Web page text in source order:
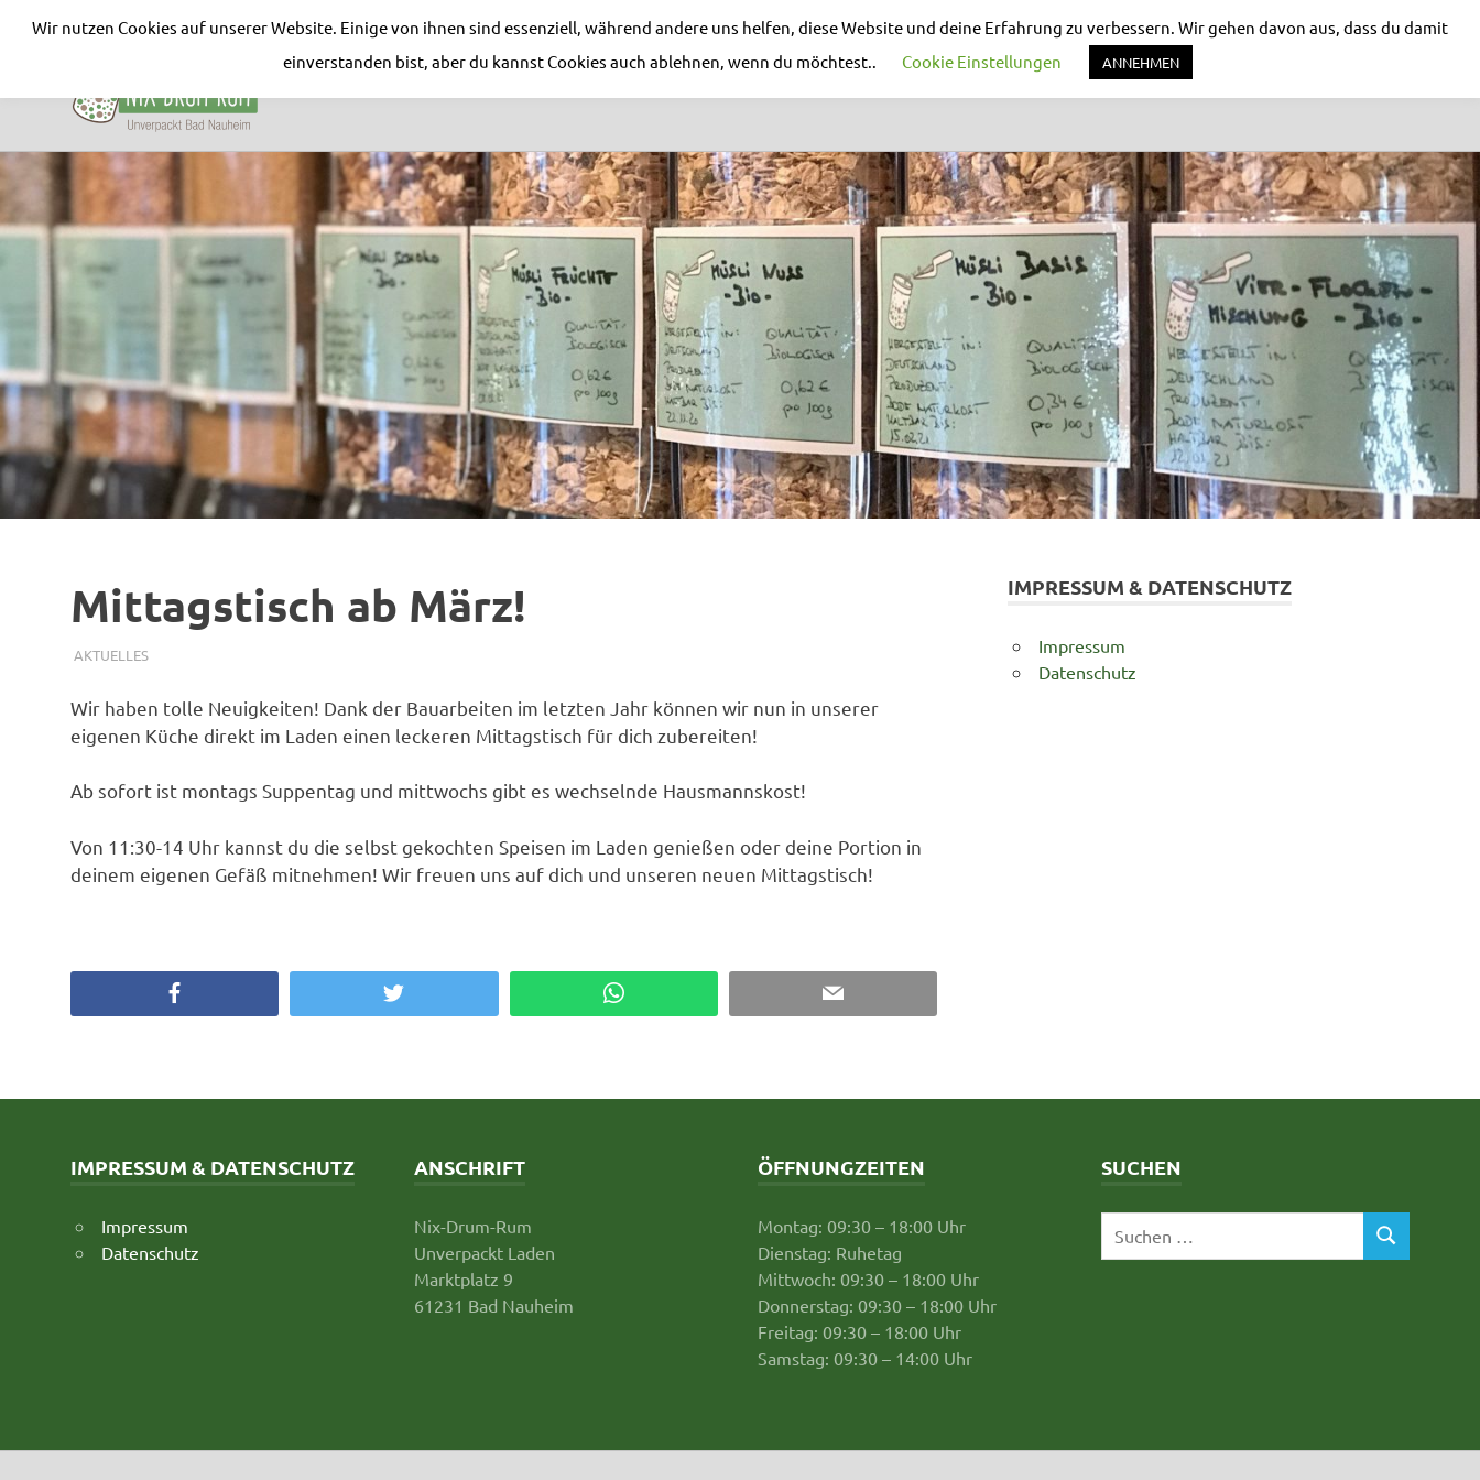
Zum
springen
Nix-
drum-
rum
Nauheim
AKTUELLES REZEPT DES MONATS EVENTS WEITERE INFORMATIONEN
Mittagstisch ab März!
28. FEBRUAR 2026
SIMONE SCHMIDT
AKTUELLES
Wir haben tolle Neuigkeiten! Dank der Bauarbeiten im letzten Jahr können wir nun in unserer
eigenen Küche direkt im Laden einen leckeren Mittagstisch für dich zubereiten!
Ab sofort ist montags Suppentag und mittwochs gibt es wechselnde Hausmannskost!
Von 11:30-14 Uhr kannst du die selbst gekochten Speisen im Laden genießen oder deine Portion in
deinem eigenen Gefäß mitnehmen! Wir freuen uns auf dich und unseren neuen Mittagstisch!
Twitter WhatsApp Email
IMPRESSUM & DATENSCHUTZ
Impressum
Datenschutz
IMPRESSUM & DATENSCHUTZ
Impressum
Datenschutz
ANSCHRIFT
Nix-Drum-Rum
Unverpackt Laden
Marktplatz 9
61231 Bad Nauheim
ÖFFNUNGZEITEN
Montag: 09:30 – 18:00 Uhr
Dienstag: Ruhetag
Mittwoch: 09:30 – 18:00 Uhr
Donnerstag: 09:30 – 18:00 Uhr
Freitag: 09:30 – 18:00 Uhr
Samstag: 09:30 – 14:00 Uhr
SUCHEN
Wir nutzen Cookies auf unserer Website. Einige von ihnen sind essenziell, während andere uns helfen, diese Website und deine Erfahrung zu verbessern. Wir gehen davon aus, dass du damit
einverstanden bist, aber du kannst Cookies auch ablehnen, wenn du möchtest..
Cookie Einstellungen ANNEHMEN